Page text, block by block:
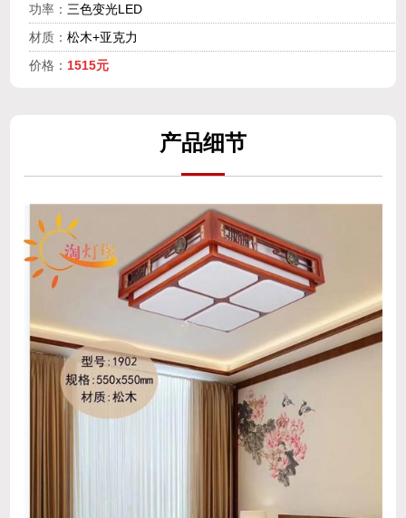
功率： 三色变光LED
材质： 松木+亚克力
价格： 1515元
产品细节